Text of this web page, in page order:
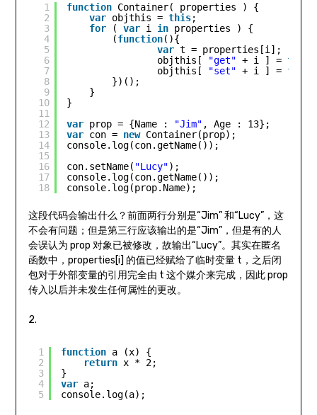
1
2
3
4
5
6
7
8
9
10
11
12
13
14
15
16
17
18
function Container( properties ) {
var objthis = this;
for
( var i in properties ) {
(function(){
var t = properties[i];
objthis[
"get" + i ] =
objthis[
"set" + i ] =
})();
}
}
var prop = {Name : "Jim" , Age : 13};
var con = new Container(prop);
console.log(con.getName());
con.setName( "Lucy");
console.log(con.getName());
console.log(prop.Name);
这段代码会输出什么？前面两行分别是“Jim” 和“Lucy”，这
不会有问题；但是第三行应该输出的是“Jim”，但是有的人
会误认为 prop 对象已被修改，故输出“Lucy”。其实在匿名
函数中，properties[i] 的值已经赋给了临时变量 t，之后闭
包对于外部变量的引用完全由 t 这个媒介来完成，因此 prop
传入以后并未发生任何属性的更改。
2.
1
2
3
4
5
function a (x) {
return x * 2;
}
var a;
console.log(a);